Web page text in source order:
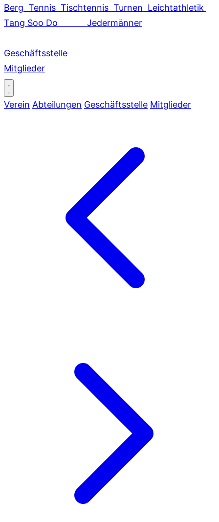
Berg Tennis Tischtennis Turnen Leichtathletik
Tang Soo Do
Jedermänner
Geschäftsstelle
Mitglieder
Verein Abteilungen Geschäftsstelle Mitglieder